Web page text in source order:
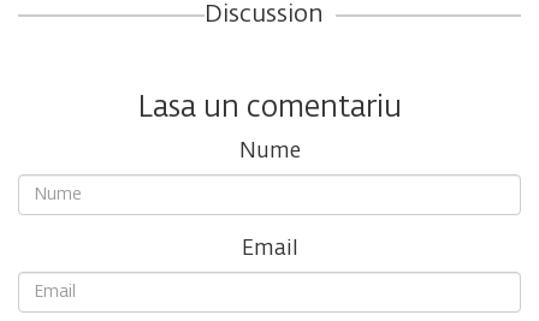
Discussion
Lasa un comentariu
Nume
Email